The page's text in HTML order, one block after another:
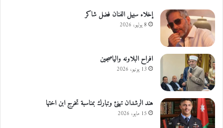
إخلاء سبيل الفنان فضل شاكر
8 يوليو، 2026
افراح البلاونه والياصجين
13 يونيو، 2026
هند الرشدان تهنئ وتبارك بمناسبة تخرج ابن اختها
15 مايو، 2026